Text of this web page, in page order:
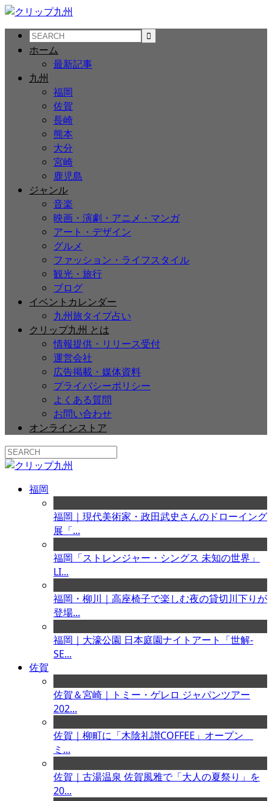
ホーム
最新記事
九州
福岡
佐賀
長崎
熊本
大分
宮崎
鹿児島
ジャンル
音楽
映画・演劇・アニメ・マンガ
アート・デザイン
グルメ
ファッション・ライフスタイル
観光・旅行
ブログ
イベントカレンダー
九州旅タイプ占い
クリップ九州 とは
情報提供・リリース受付
運営会社
広告掲載・媒体資料
プライバシーポリシー
よくある質問
お問い合わせ
オンラインストア
福岡
福岡｜現代美術家・政田武史さんのドローイング
展「...
福岡「ストレンジャー・シングス 未知の世界」
LI...
福岡・柳川｜高座椅子で楽しむ夜の貸切川下りが
登場...
福岡｜大濠公園 日本庭園ナイトアート「世解-
SE...
佐賀
佐賀＆宮崎｜トミー・ゲレロ ジャパンツアー
202...
佐賀｜柳町に「木陰礼讃COFFEE」オープン
ミ...
佐賀｜古湯温泉 佐賀風雅で「大人の夏祭り」を
20...